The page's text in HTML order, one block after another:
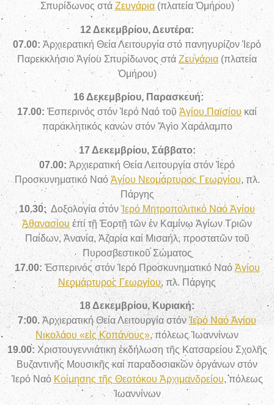
Σπυρίδωνος στά Ζευγάρια(πλατεία Ὁμήρου)
12 Δεκεμβρίου, Δευτέρα:
07.00: Ἀρχιερατική Θεία Λειτουργία στό πανηγυρίζον Ἱερό
Παρεκκλήσιο Ἁγίου Σπυρίδωνος στά Ζευγάρια (πλατεία
Ὁμήρου)
16 Δεκεμβρίου, Παρασκευή:
17.00: Ἑσπερινός στόν Ἱερό Ναό τοῦ Ἁγίου Παϊσίου καί
παρακλητικός κανών στόν Ἅγιο Χαράλαμπο
17 Δεκεμβρίου, Σάββατο:
07.00: Ἀρχιερατική Θεία Λειτουργία στόν Ἱερό
Προσκυνηματικό Ναό Ἁγίου Νεομάρτυρος Γεωργίου, πλ.
Πάργης
10.30: Δοξολογία στόν Ἱερό Μητροπολιτικό Ναό Ἁγίου
Ἀθανασίου ἐπί τῇ Ἑορτῇ τῶν ἐν Καμίνῳ Ἁγίων Τριῶν
Παίδων, Ἀνανία, Ἀζαρία καί Μισαήλ, προστατῶν τοῦ
Πυροσβεστικοῦ Σώματος
17.00: Ἑσπερινός στόν Ἱερό Προσκυνηματικό ΝαόἉγίου
Νεομάρτυρος Γεωργίου, πλ. Πάργης
18 Δεκεμβρίου, Κυριακή:
7:00. Ἀρχιερατική Θεία ΛειτουργίαστόνἹερό Ναό Ἁγίου
Νικολάου «εἰς Κοπάνους», πόλεως Ἰωαννίνων
19.00: Χριστουγεννιάτικη ἐκδήλωση τῆς Κατσαρείου Σχολῆς
Βυζαντινῆς Μουσικῆς καί παραδοσιακῶν ὀργάνων στόν
Ἱερό Ναό Κοίμησης τῆς Θεοτόκου Ἀρχιμανδρείου, πόλεως
Ἰωαννίνων